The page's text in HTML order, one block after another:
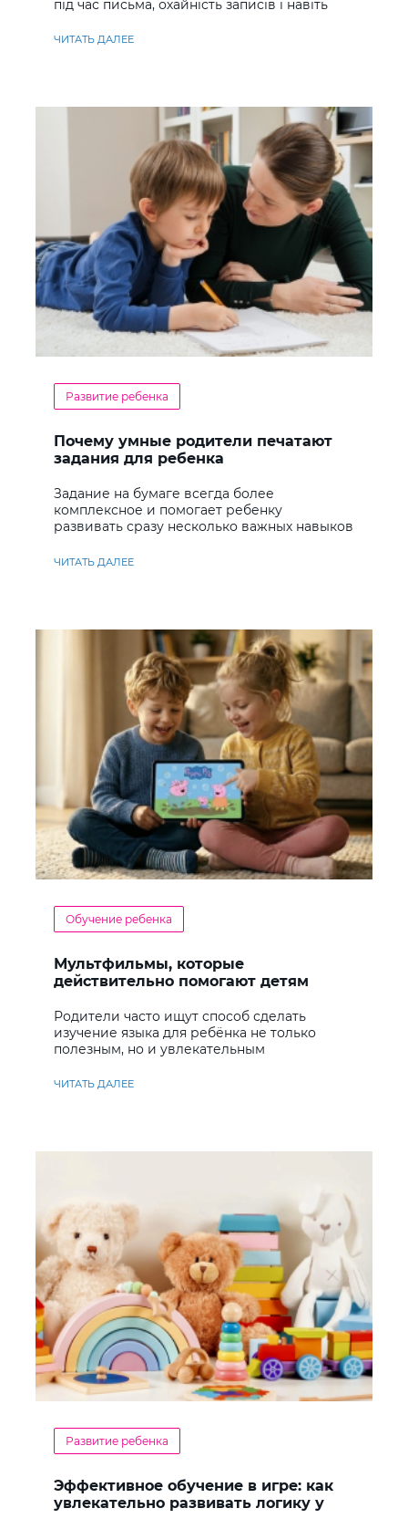
під час письма, охайність записів і навіть
ЧИТАТЬ ДАЛЕЕ
Развитие ребенка
Почему умные родители печатают
задания для ребенка
Задание на бумаге всегда более
комплексное и помогает ребенку
развивать сразу несколько важных навыков
ЧИТАТЬ ДАЛЕЕ
Обучение ребенка
Мультфильмы, которые
действительно помогают детям
Родители часто ищут способ сделать
изучение языка для ребёнка не только
полезным, но и увлекательным
ЧИТАТЬ ДАЛЕЕ
Развитие ребенка
Эффективное обучение в игре: как
увлекательно развивать логику у